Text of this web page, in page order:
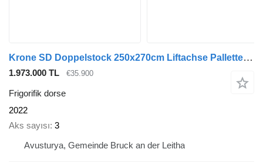
Krone SD Doppelstock 250x270cm Liftachse Pallettenkasten
1.973.000 TL €35.900
Frigorifik dorse
2022
Aks sayısı 3
Avusturya, Gemeinde Bruck an der Leitha